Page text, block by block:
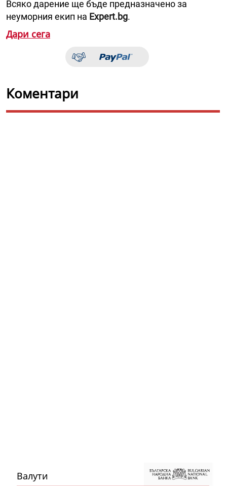
Всяко дарение ще бъде предназначено за
неуморния екип на Expert.bg.
Дари сега
Коментари
Валути